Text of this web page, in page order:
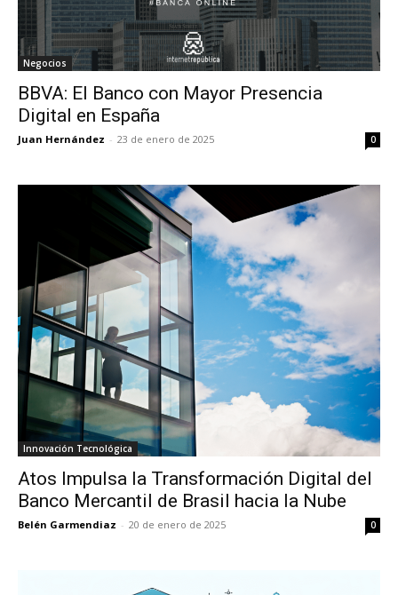
Negocios
BBVA: El Banco con Mayor Presencia
Digital en España
Juan Hernández - 23 de enero de 2025 0
Innovación Tecnológica
Atos Impulsa la Transformación Digital del
Banco Mercantil de Brasil hacia la Nube
Belén Garmendiaz - 20 de enero de 2025 0